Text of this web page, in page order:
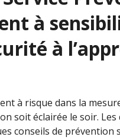
à
à
à risque dans la
soit éclairée le soir.
conseils de prévention